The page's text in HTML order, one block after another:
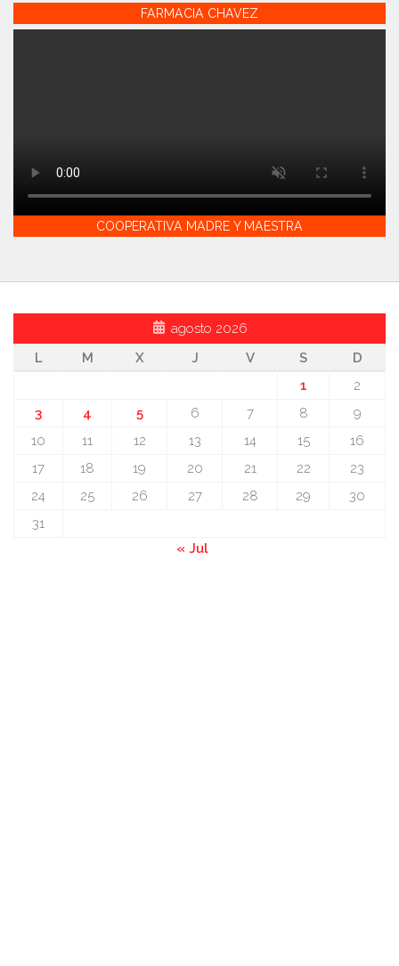
FARMACIA CHAVEZ
COOPERATIVA MADRE Y MAESTRA
agosto 2026
L
M X J V S
D
1
2
3
4 5 6 7 8
9
10
11 12 13 14 15
16
17
18 19 20 21 22
23
24
25 26 27 28 29
30
31
« Jul